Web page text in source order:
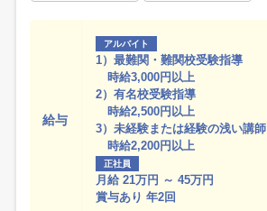
給与
アルバイト
1）最難関・難関校受験指導
時給3,000円以上
2）有名校受験指導
時給2,500円以上
3）未経験または経験の浅い講師
時給2,200円以上
正社員
月給 21万円 ～ 45万円
賞与あり 年2回